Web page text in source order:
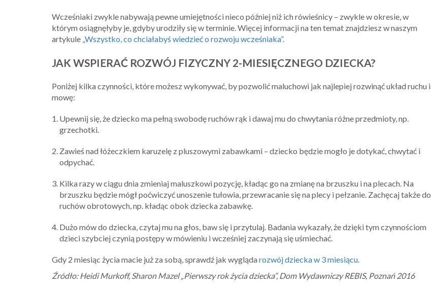
Wcześniaki zwykle nabywają pewne umiejętności nieco później niż ich rówieśnicy – zwykle w okresie, w
którym osiągnęłyby je, gdyby urodziły się w terminie. Więcej informacji na ten temat znajdziesz w naszym
artykule „Wszystko, co chciałabyś wiedzieć o rozwoju wcześniaka”.
JAK WSPIERAĆ ROZWÓJ FIZYCZNY 2-MIESIĘCZNEGO DZIECKA?
Poniżej kilka czynności, które możesz wykonywać, by pozwolić maluchowi jak najlepiej rozwinąć układ ruchu i
mowę:
Upewnij się, że dziecko ma pełną swobodę ruchów rąk i dawaj mu do chwytania różne przedmioty, np.
grzechotki.
Zawieś nad łóżeczkiem karuzelę z pluszowymi zabawkami – dziecko będzie mogło je dotykać, chwytać i
odpychać.
Kilka razy w ciągu dnia zmieniaj maluszkowi pozycję, kładąc go na zmianę na brzuszku i na plecach. Na
brzuszku będzie mógł poćwiczyć unoszenie tułowia, przewracanie się na plecy i pełzanie. Zachęcaj także do
ruchów obrotowych, np. kładąc obok dziecka zabawkę.
Dużo mów do dziecka, czytaj mu na głos, baw się i przytulaj. Badania wykazały, że dzięki tym czynnościom
dzieci szybciej czynią postępy w mówieniu i wcześniej zaczynają się uśmiechać.
Gdy 2 miesiąc życia macie już za sobą, sprawdź jak wyglądarozwój dziecka w 3 miesiącu.
Źródło: Heidi Murkoff, Sharon Mazel „Pierwszy rok życia dziecka”, Dom Wydawniczy REBIS, Poznań 2016